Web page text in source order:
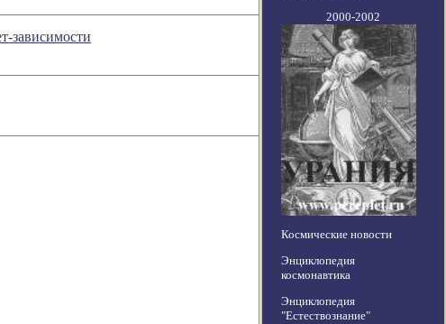
зависимости
2000-2002
Космические новости
Энциклопедия
космонавтика
Энциклопедия
"Естествознание"